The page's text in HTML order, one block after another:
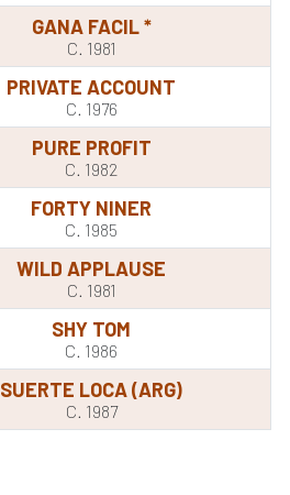
GANA FACIL *
C. 1981
PRIVATE ACCOUNT
C. 1976
PURE PROFIT
C. 1982
FORTY NINER
C. 1985
WILD APPLAUSE
C. 1981
SHY TOM
C. 1986
SUERTE LOCA (ARG)
C. 1987